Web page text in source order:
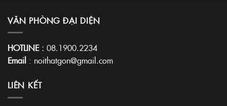
VĂN PHÒNG ĐẠI DIỆN
HOTLINE : 08.1900.2234
Email : noithatgon@gmail.com
LIÊN KẾT